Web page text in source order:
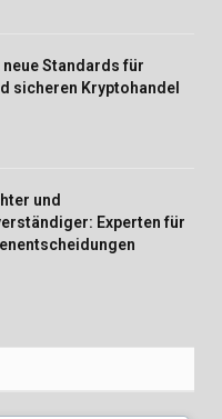
Standards für
sicheren Kryptohandel
und
Experten für